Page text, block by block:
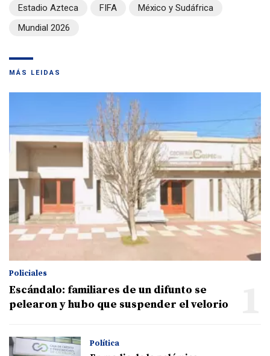
Estadio Azteca FIFA
México y Sudáfrica
Mundial 2026
MÁS LEIDAS
Policiales
Escándalo: familiares de un difunto se
pelearon y hubo que suspender el velorio
Política